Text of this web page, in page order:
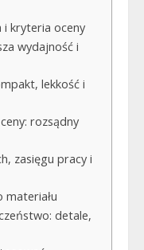
i kryteria oceny
wydajność i
lekkość i
rozsądny
zasięgu pracy i
materiału
detale,